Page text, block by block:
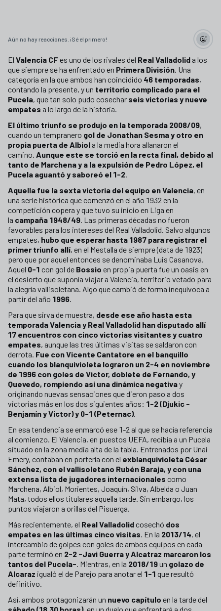
Aún no hay reacciones. ¡Sé el primero!
El Valencia CF es uno de los rivales del Real Valladolid a los
que siempre se ha enfrentado en Primera División. Una
categoría en la que ambos han coincidido 46 temporadas,
contando la presente, y un territorio complicado para el
Pucela, que tan solo pudo cosechar seis victorias y nueve
empates a lo largo de la historia.
El último triunfo se produjo en la temporada 2008/09,
cuando un tempranero gol de Jonathan Sesma y otro en
propia puerta de Albiol a la media hora allanaron el
camino. Aunque este se torció en la recta final, debido al
tanto de Marchena y a la expulsión de Pedro López, el
Pucela aguantó y saboreó el 1-2.
Aquella fue la sexta victoria del equipo en Valencia, en
una serie histórica que comenzó en el año 1932 en la
competición copera y que tuvo su inicio en Liga en
la campaña 1948/49. Las primeras décadas no fueron
favorables para los intereses del Real Valladolid. Salvo algunos
empates, hubo que esperar hasta 1987 para registrar el
primer triunfo allí, en el Mestalla de siempre (data de 1923)
pero que por aquel entonces se denominaba Luis Casanova.
Aquel 0-1 con gol de Bossio en propia puerta fue un oasis en
el desierto que suponía viajar a Valencia, territorio vetado para
la alegría vallisoletana. Algo que cambió de forma inequívoca a
partir del año 1996.
Para que sirva de muestra, desde ese año hasta esta
temporada Valencia y Real Valladolid han disputado allí
17 encuentros con cinco victorias visitantes y cuatro
empates, aunque las tres últimas visitas se saldaron con
derrota. Fue con Vicente Cantatore en el banquillo
cuando los blanquivioleta lograron un 2-4 en noviembre
de 1996 con goles de Víctor, doblete de Fernando, y
Quevedo, rompiendo así una dinámica negativay
originando nuevas sensaciones que dieron paso a dos
victorias más en los dos siguientes años: 1-2 (Djukic -
Benjamín y Víctor) y 0-1 (Peternac).
En esa tendencia se enmarcó ese 1-2 al que se hacía referencia
al comienzo. El Valencia, en puestos UEFA, recibía a un Pucela
situado en la zona media alta de la tabla. Entrenados por Unai
Emery, contaban en portería con el exblanquivioleta César
Sánchez, con el vallisoletano Rubén Baraja, y con una
extensa lista de jugadores internacionales como
Marchena, Albiol, Morientes, Joaquín, Silva, Albelda o Juan
Mata, todos ellos titulares aquella tarde. Sin embargo, los
puntos viajaron a orillas del Pisuerga.
Más recientemente, el Real Valladolidcosechó dos
empates en las últimas cinco visitas. En la 2013/14, el
intercambio de golpes con goles de ambos equipos en cada
parte terminó en 2-2 -Javi Guerra y Alcatraz marcaron los
tantos del Pucela-. Mientras, en la 2018/19un golazo de
Alcaraz igualó el de Parejo para anotar el 1-1 que resultó
definitivo.
Así, ambos protagonizarán un nuevo capítulo en la tarde del